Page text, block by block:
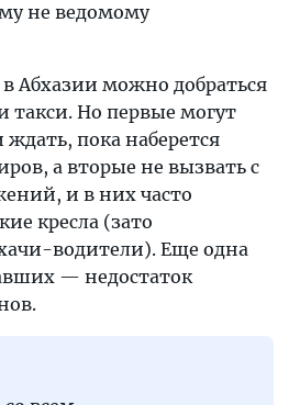
не ведомому
в Абхазии можно добраться
такси. Но первые могут
ждать, пока наберется
а вторые не вызвать с
и в них часто
кресла (зато
водители). Еще одна
— недостаток